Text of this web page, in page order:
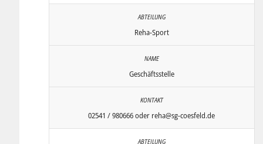
Reha-Sport
Geschäftsstelle
02541 / 980666 oder reha@sg-coesfeld.de